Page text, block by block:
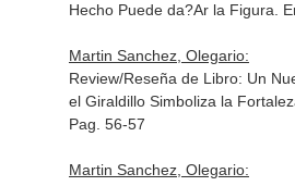
Hecho Puede da?Ar la Figura.
Martin Sanchez, Olegario:
Review/Reseña de Libro: Un
el Giraldillo Simboliza la
Pag. 56-57
Martin Sanchez, Olegario: